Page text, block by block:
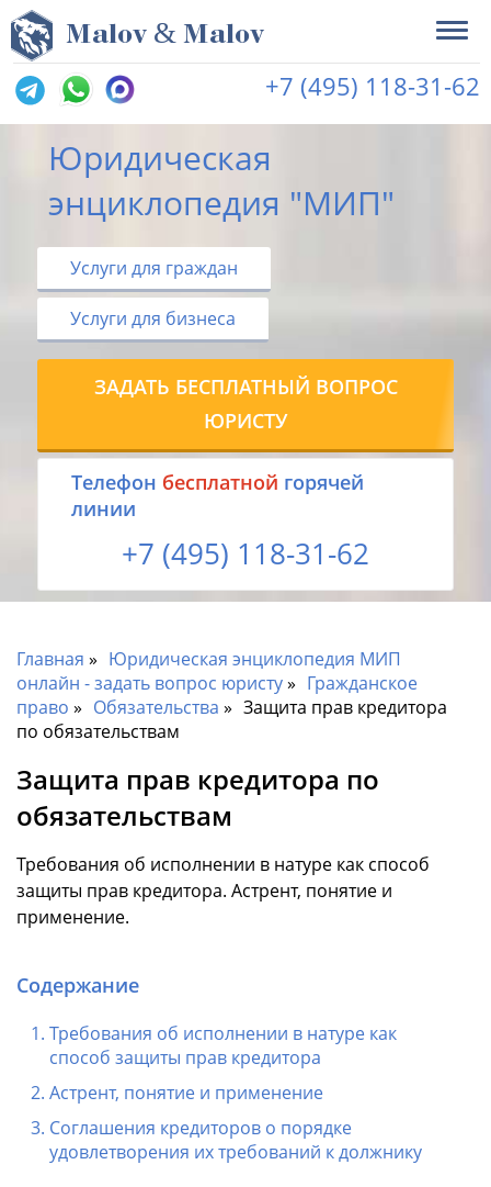
Malov & Malov
+7 (495) 118-31-62
Юридическая
энциклопедия "МИП"
Услуги для граждан
Услуги для бизнеса
ЗАДАТЬ БЕСПЛАТНЫЙ ВОПРОС
ЮРИСТУ
Tелефон бесплатной горячей
линии
+7 (495) 118-31-62
Главная
Юридическая энциклопедия МИП
онлайн - задать вопрос юристу
Гражданское
право
Обязательства
Защита прав кредитора
по обязательствам
Защита прав кредитора по
обязательствам
Требования об исполнении в натуре как способ
защиты прав кредитора. Астрент, понятие и
применение.
Содержание
Требования об исполнении в натуре как
способ защиты прав кредитора
Астрент, понятие и применение
Соглашения кредиторов о порядке
удовлетворения их требований к должнику